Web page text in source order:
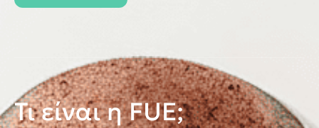
Τι είναι η FUE;